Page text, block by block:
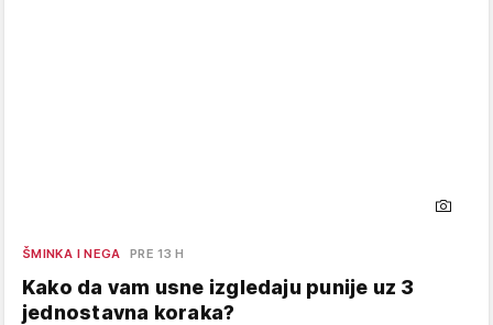
ŠMINKA I NEGA PRE 13 H
Kako da vam usne izgledaju punije uz 3
jednostavna koraka?